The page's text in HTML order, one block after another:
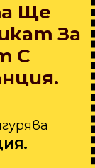
Ще
За
С